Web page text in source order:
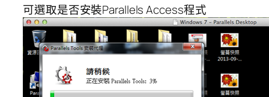
可選取是否安裝Parallels Access程式